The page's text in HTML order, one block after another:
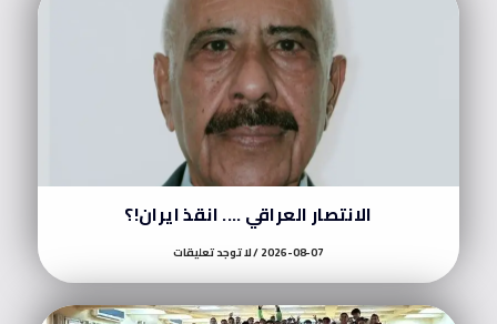
الانتصار العراقي …. انقذ ايران!؟
2026-08-07 لا توجد تعليقات